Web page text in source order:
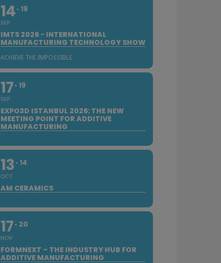
14
SEP
19
IMTS 2026 - INTERNATIONAL
MANUFACTURING TECHNOLOGY SHOW
ACHIEVE THE IMPOSSIBLE
17
SEP
19
EXPO3D ISTANBUL 2026: THE NEW
MEETING POINT FOR ADDITIVE
MANUFACTURING
13
OCT
14
AM CERAMICS
17
NOV
20
FORMNEXT – THE INDUSTRY HUB FOR
ADDITIVE MANUFACTURING